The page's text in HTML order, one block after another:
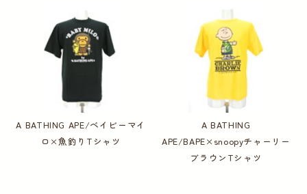
A BATHING APE/ベイビーマイ
ロ×魚釣りTシャツ
A BATHING
APE/BAPE×snoopyチャーリー
ブラウンTシャツ